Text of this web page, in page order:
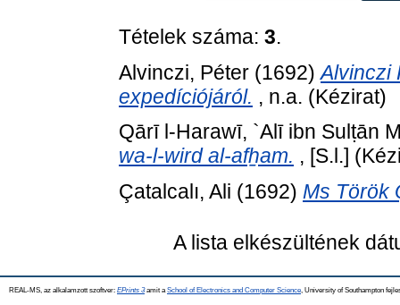
Tételek száma: 3.
Alvinczi, Péter (1692)Alvinczi
expedíciójáról. , n.a. (Kézirat)
Qārī l-Harawī, `Alī ibn Sulṭān
wa-l-wird al-afẖam. , [S.l.]
Çatalcalı, Ali (1692) Ms Török
A lista elkészültének
REAL-MS, az alkalamzott szoftver: EPrints 3amit a School of Electronics and Computer Science , University of Southampton